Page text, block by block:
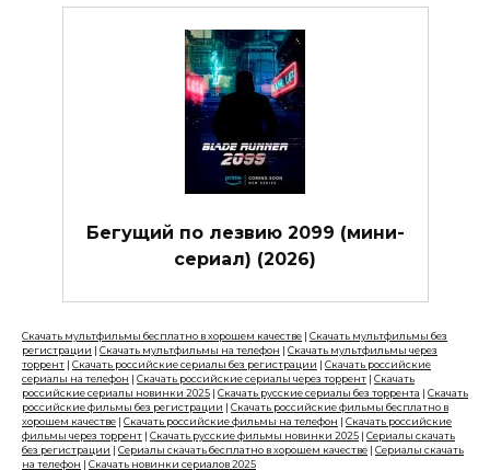
Бегущий по лезвию 2099 (мини-
сериал) (2026)
Скачать мультфильмы бесплатно в хорошем качестве | Скачать мультфильмы без
регистрации | Скачать мультфильмы на телефон | Скачать мультфильмы через
торрент | Скачать российские сериалы без регистрации | Скачать российские
сериалы на телефон | Скачать российские сериалы через торрент | Скачать
российские сериалы новинки 2025 | Скачать русские сериалы без торрента | Скачать
российские фильмы без регистрации | Скачать российские фильмы бесплатно в
хорошем качестве | Скачать российские фильмы на телефон | Скачать российские
фильмы через торрент | Скачать русские фильмы новинки 2025 | Сериалы скачать
без регистрации | Сериалы скачать бесплатно в хорошем качестве | Сериалы скачать
на телефон | Скачать новинки сериалов 2025